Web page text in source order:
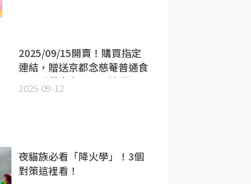
2025/09/15開賣！購買指定
連結，贈送京都念慈菴普通食
品全球代言人周深周邊贈品
2025-09-12
夜貓族必看「降火學」！3個
對策這裡看！